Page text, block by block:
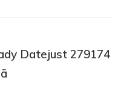
Datejust 279174